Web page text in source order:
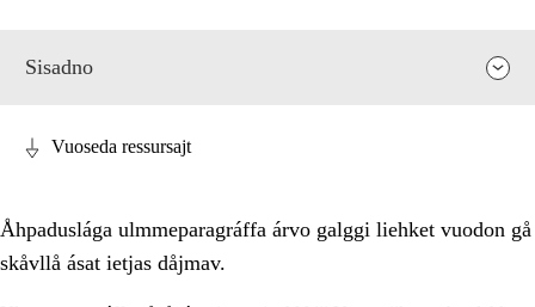
Sisadno
Vuoseda ressursajt
Åhpaduslága ulmmeparagráffa árvo galggi liehket vuodon gå
skåvllå ásat ietjas dåjmav.